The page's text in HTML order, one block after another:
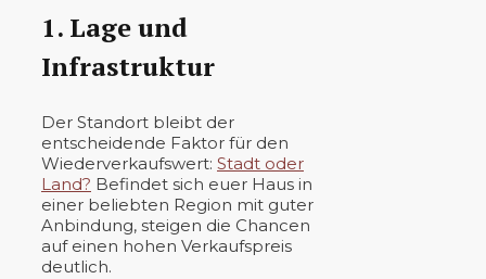
1. Lage und
Infrastruktur
Der Standort bleibt der
entscheidende Faktor für den
Wiederverkaufswert: Stadt oder
Land? Befindet sich euer Haus in
einer beliebten Region mit guter
Anbindung, steigen die Chancen
auf einen hohen Verkaufspreis
deutlich.